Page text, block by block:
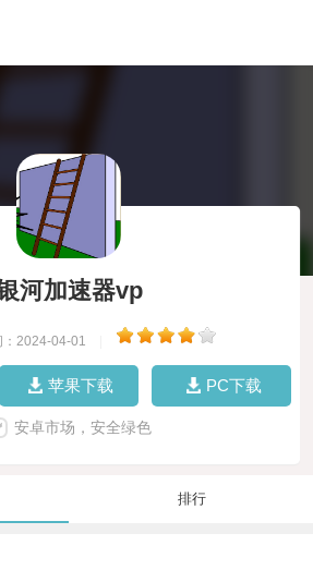
河加速器vp
：2024-04-01
苹果下载 PC下载
安卓市场，安全绿色
排行